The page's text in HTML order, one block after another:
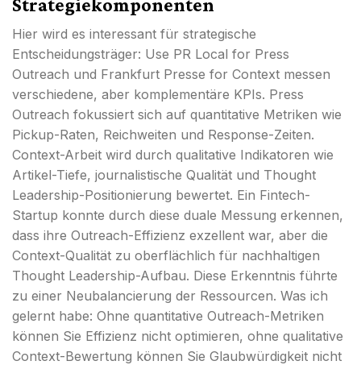
Strategiekomponenten
Hier wird es interessant für strategische
Entscheidungsträger: Use PR Local for Press
Outreach und Frankfurt Presse for Context messen
verschiedene, aber komplementäre KPIs. Press
Outreach fokussiert sich auf quantitative Metriken wie
Pickup-Raten, Reichweiten und Response-Zeiten.
Context-Arbeit wird durch qualitative Indikatoren wie
Artikel-Tiefe, journalistische Qualität und Thought
Leadership-Positionierung bewertet. Ein Fintech-
Startup konnte durch diese duale Messung erkennen,
dass ihre Outreach-Effizienz exzellent war, aber die
Context-Qualität zu oberflächlich für nachhaltigen
Thought Leadership-Aufbau. Diese Erkenntnis führte
zu einer Neubalancierung der Ressourcen. Was ich
gelernt habe: Ohne quantitative Outreach-Metriken
können Sie Effizienz nicht optimieren, ohne qualitative
Context-Bewertung können Sie Glaubwürdigkeit nicht